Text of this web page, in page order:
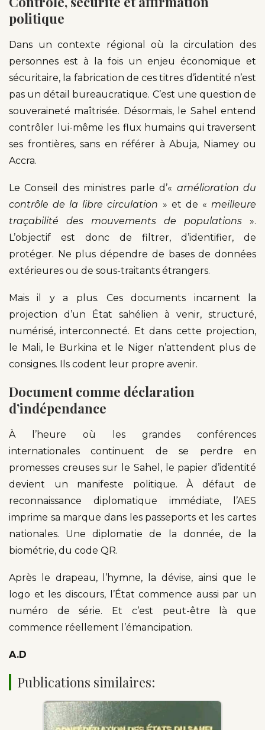
politique
Dans un contexte régional où la circulation des
personnes est à la fois un enjeu économique et
sécuritaire, la fabrication de ces titres d’identité n’est
pas un détail bureaucratique. C’est une question de
souveraineté maîtrisée. Désormais, le Sahel entend
contrôler lui-même les flux humains qui traversent
ses frontières, sans en référer à Abuja, Niamey ou
Accra.
Le Conseil des ministres parle d’« amélioration du
contrôle de la libre circulation » et de «meilleure
traçabilité des mouvements de populations ».
L’objectif est donc de filtrer, d’identifier, de
protéger. Ne plus dépendre de bases de données
extérieures ou de sous-traitants étrangers.
Mais il y a plus. Ces documents incarnent la
projection d’un État sahélien à venir, structuré,
numérisé, interconnecté. Et dans cette projection,
le Mali, le Burkina et le Niger n’attendent plus de
consignes. Ils codent leur propre avenir.
Document comme déclaration
d’indépendance
À l’heure où les grandes conférences
internationales continuent de se perdre en
promesses creuses sur le Sahel, le papier d’identité
devient un manifeste politique. À défaut de
reconnaissance diplomatique immédiate, l’AES
imprime sa marque dans les passeports et les cartes
nationales. Une diplomatie de la donnée, de la
biométrie, du code QR.
Après le drapeau, l’hymne, la dévise, ainsi que le
logo et les discours, l’État commence aussi par un
numéro de série. Et c’est peut-être là que
commence réellement l’émancipation.
A.D
Publications similaires: